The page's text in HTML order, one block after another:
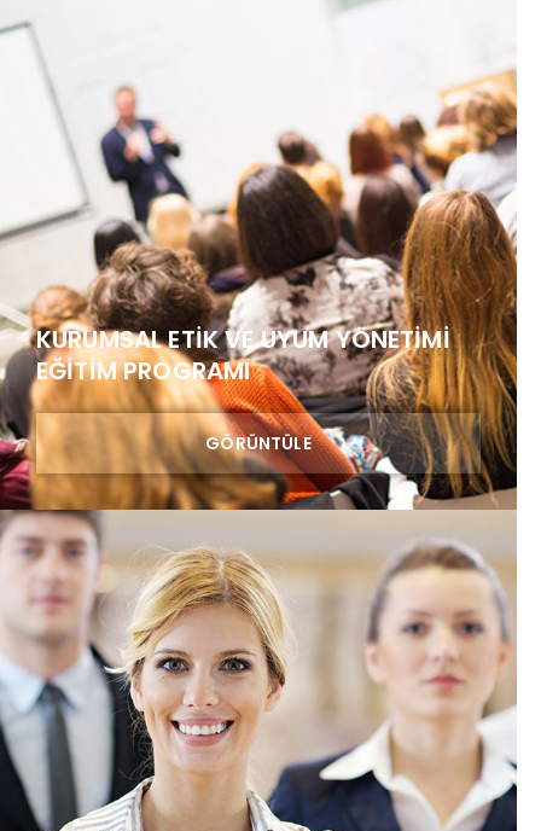
KURUMSAL ETIK VE UYUM YÖNETIMI
EĞİTİM PROGRAMI
GÖRÜNTÜLE